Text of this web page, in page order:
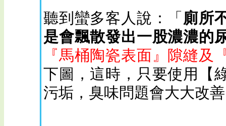
聽到蠻多客人說：「 廁所
是會飄散發出一股濃濃的
『馬桶陶瓷表面』隙縫及
下圖，這時，只要使用【
污垢，臭味問題會大大改